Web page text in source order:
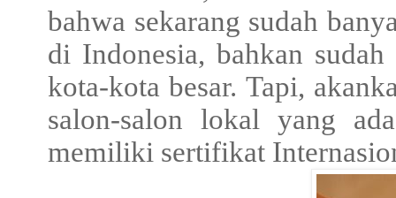
bahwa sekarang sudah
di Indonesia, bahkan
kota-kota besar. Tapi,
salon-salon lokal yang
memiliki sertifikat